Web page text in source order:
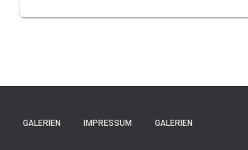
GALERIEN IMPRESSUM GALERIEN